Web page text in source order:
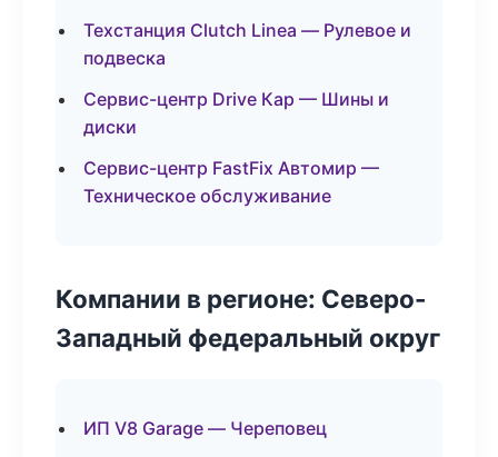
Техстанция Clutch Linea — Рулевое и
подвеска
Сервис-центр Drive Кар — Шины и
диски
Сервис-центр FastFix Автомир —
Техническое обслуживание
Компании в регионе: Северо-
Западный федеральный округ
ИП V8 Garage — Череповец